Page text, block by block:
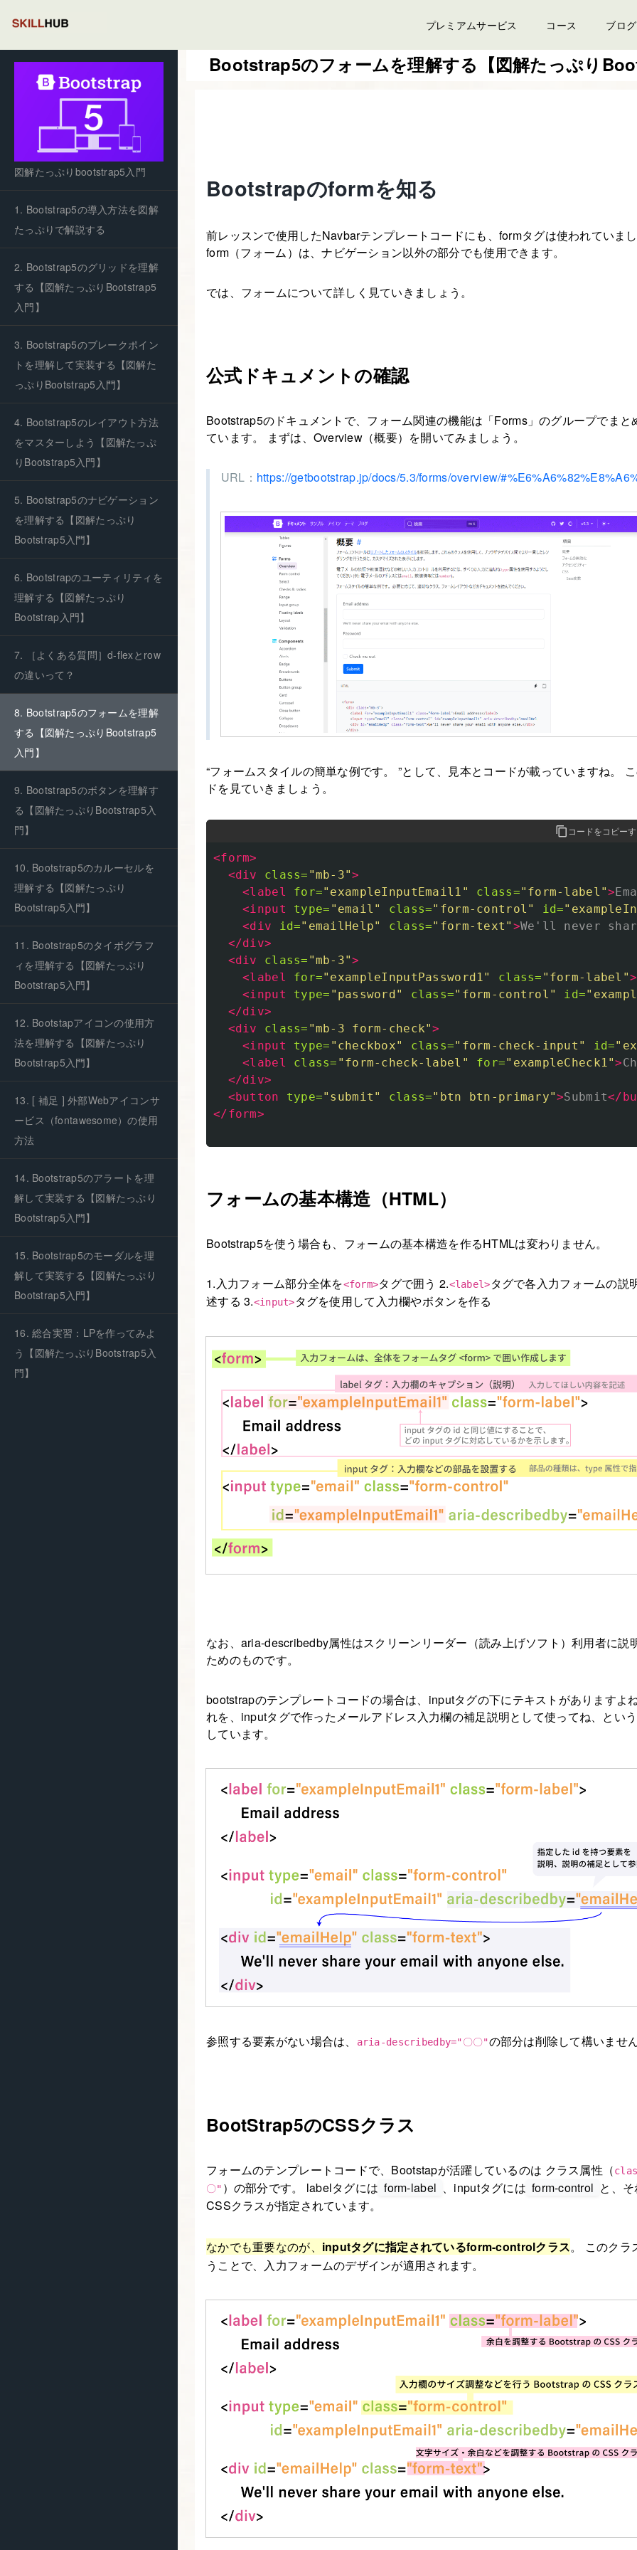
プレミアムサービス コース ブログ
図解たっぷりbootstrap5入門
1. Bootstrap5の導入方法を図解
たっぷりで解説する
2. Bootstrap5のグリッドを理解
する【図解たっぷりBootstrap5
入門】
3. Bootstrap5のブレークポイン
トを理解して実装する【図解た
っぷりBootstrap5入門】
4. Bootstrap5のレイアウト方法
をマスターしよう【図解たっぷ
りBootstrap5入門】
5. Bootstrap5のナビゲーション
を理解する【図解たっぷり
Bootstrap5入門】
6. Bootstrapのユーティリティを
理解する【図解たっぷり
Bootstrap入門】
7. ［よくある質問］d-flexとrow
の違いって？
8. Bootstrap5のフォームを理解
する【図解たっぷりBootstrap5
入門】
9. Bootstrap5のボタンを理解す
る【図解たっぷりBootstrap5入
門】
10. Bootstrap5のカルーセルを
理解する【図解たっぷり
Bootstrap5入門】
11. Bootstrap5のタイポグラフ
ィを理解する【図解たっぷり
Bootstrap5入門】
12. Bootstapアイコンの使用方
法を理解する【図解たっぷり
Bootstrap5入門】
13. [ 補足 ] 外部Webアイコンサ
ービス（fontawesome）の使用
方法
14. Bootstrap5のアラートを理
解して実装する【図解たっぷり
Bootstrap5入門】
15. Bootstrap5のモーダルを理
解して実装する【図解たっぷり
Bootstrap5入門】
16. 総合実習：LPを作ってみよ
う【図解たっぷりBootstrap5入
門】
Bootstrap5のフォームを理解する【図解たっぷり
Bootstrapのformを知る
前レッスンで使用したNavbarテンプレートコードにも、formタグは使われていま
form（フォーム）は、ナビゲーション以外の部分でも使用できます。
では、フォームについて詳しく見ていきましょう。
公式ドキュメントの確認
Bootstrap5のドキュメントで、フォーム関連の機能は「Forms」のグループでまと
ています。 まずは、Overview（概要）を開いてみましょう。
URL： https://getbootstrap.jp/docs/5.3/forms/overview/
“フォームスタイルの簡単な例です。 ”として、見本とコードが載っていますね。
ドを見ていきましょう。
コードをコピー
<form>
<div
class= "mb-3">
<label
for="exampleInputEmail1" class="form-label">
<input
type= "email" class="form-control" id=
<div
id="emailHelp" class="form-text" >We'll never
</div>
<div
class= "mb-3">
<label
for="exampleInputPassword1" class= "form-label">
<input
type= "password" class="form-control" id=
</div>
<div
class= "mb-3 form-check">
<input
type= "checkbox" class="form-check-input" id=
<label
class= "form-check-label" for="exampleCheck1">
</div>
<button
type="submit" class="btn btn-primary">Submit</
</form>
フォームの基本構造（HTML）
Bootstrap5を使う場合も、フォームの基本構造を作るHTMLは変わりません。
1.入力フォーム部分全体を<form>タグで囲う 2.<label>タグで各入力フォームの説
述する 3.<input>タグを使用して入力欄やボタンを作る
なお、aria-describedby属性はスクリーンリーダー（読み上げソフト）利用者に説
ためのものです。
bootstrapのテンプレートコードの場合は、inputタグの下にテキストがありますよ
れを、inputタグで作ったメールアドレス入力欄の補足説明として使ってね、とい
しています。
参照する要素がない場合は、 aria-describedby="〇〇"の部分は削除して構いませ
BootStrap5のCSSクラス
フォームのテンプレートコードで、Bootstapが活躍しているのは クラス属性（
〇" ）の部分です。 labelタグには form-label 、inputタグには form-control と、
CSSクラスが指定されています。
なかでも重要なのが、 inputタグに指定されているform-controlクラス。 このクラ
うことで、入力フォームのデザインが適用されます。